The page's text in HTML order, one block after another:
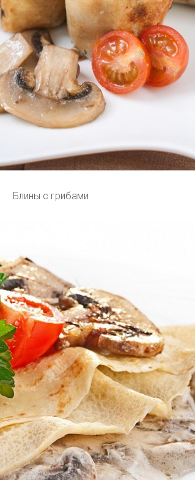
Блины с грибами